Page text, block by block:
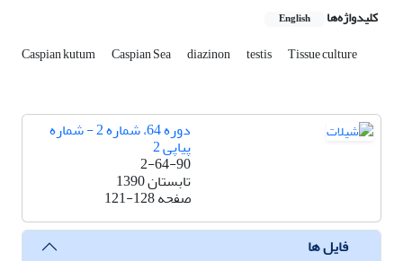
کلیدواژه‌ها English
Caspian kutum Caspian Sea diazinon testis Tissue culture
دوره 64، شماره 2 - شماره
پیاپی 2
2-64-90
تابستان 1390
صفحه121-128
فایل ها